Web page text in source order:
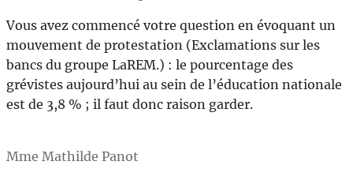
Vous avez commencé votre question en évoquant un
mouvement de protestation (Exclamations sur les
bancs du groupe LaREM.) : le pourcentage des
grévistes aujourd’hui au sein de l’éducation nationale
est de 3,8 % ; il faut donc raison garder.
Mme Mathilde Panot